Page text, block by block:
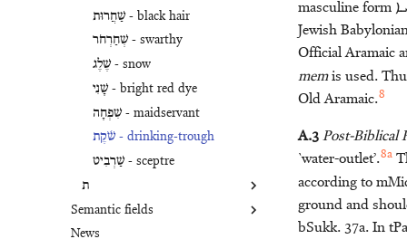
מַקֵּל - branch, staff
מַרְאָה - vision, mirror
מָשִׁיחַ - anointed one
מֶשֶׁךְ - bag
מִשְׁפְּתַיִם/שְׁפַתַּיִם - sack
פֶּרֶק - plunder
פִּשְׁתָּה - wick
שַׁחֲרוּת - black hair
שְׁחַרְחֹר - swarthy
שֶׁלֶג - snow
שָׁנִי - bright red dye
שִׁפְחָה - maidservant
שֹׁ֫קֶת - drinking-trough
שַׁרְבִיט - sceptre
ת
תְּבוּנָה - understandingSemantic fields
Agriculture
News
Jewish
Official Aramaic
memis used.
Old Aramaic.8
A.3Post-Biblical
`water-outlet’.8a
according to
ground and
bSukk. 37a. In